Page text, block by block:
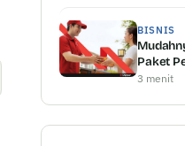
BISNIS
Paket
Shipper
3 menit